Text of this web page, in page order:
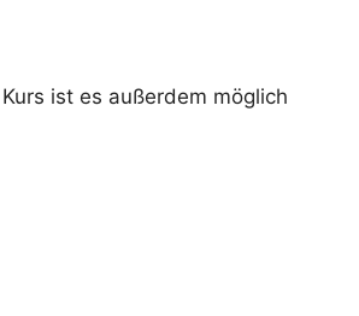
ist es außerdem möglich